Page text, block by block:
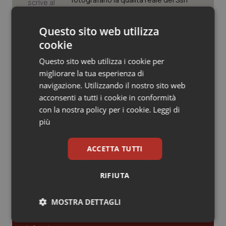
Veneto
Oncoematologia
Psoriasi & pelle
Quotidiano Cardiologia
Quotidiano Oncologia
Case di comunità. La sfida ora è
punto della Conferenza delle Regioni
San Raffaele di Milano. Ispezioni e
criticità riscontrate, stop al
laboratorio di Embriologia
Ultime analisi e review da QS Pro
Cloud sanitario: infrastrutture,
Questo sito web utilizza
cookie
Questo sito web utilizza i cookie per
migliorare la tua esperienza di
navigazione. Utilizzando il nostro sito web
acconsenti a tutti i cookie in conformità
con la nostra policy per i cookie. Leggi di
più
ACCETTA TUTTI
RIFIUTA
MOSTRA DETTAGLI
Necessari Statistici Marketing